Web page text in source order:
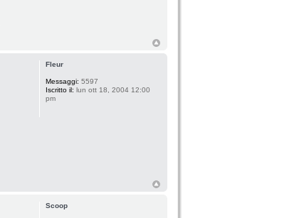
Fleur
Messaggi: 5597
Iscritto il: lun ott 18, 2004 12:00
pm
Scoop